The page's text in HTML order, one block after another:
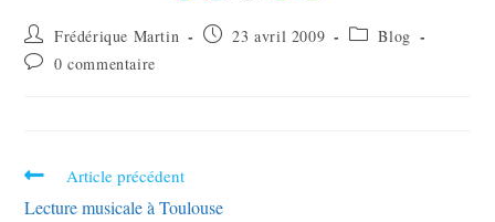
Frédérique Martin 23 avril 2009
Blog
0 commentaire
Article précédent
Lecture musicale à Toulouse